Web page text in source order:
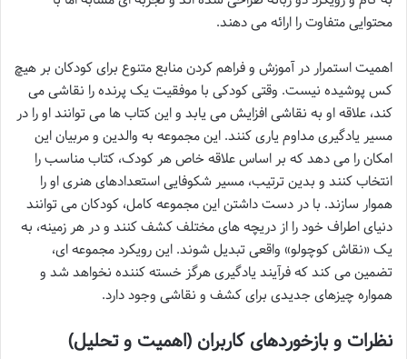
محتوایی متفاوت را ارائه می دهند.
اهمیت استمرار در آموزش و فراهم کردن منابع متنوع برای کودکان بر هیچ
کس پوشیده نیست. وقتی کودکی با موفقیت یک پرنده را نقاشی می
کند، علاقه او به نقاشی افزایش می یابد و این کتاب ها می توانند او را در
مسیر یادگیری مداوم یاری کنند. این مجموعه به والدین و مربیان این
امکان را می دهد که بر اساس علاقه خاص هر کودک، کتاب مناسب را
انتخاب کنند و بدین ترتیب، مسیر شکوفایی استعدادهای هنری او را
هموار سازند. با در دست داشتن این مجموعه کامل، کودکان می توانند
دنیای اطراف خود را از دریچه های مختلف کشف کنند و در هر زمینه، به
یک «نقاش کوچولو» واقعی تبدیل شوند. این رویکرد مجموعه ای،
تضمین می کند که فرآیند یادگیری هرگز خسته کننده نخواهد شد و
همواره چیزهای جدیدی برای کشف و نقاشی وجود دارد.
نظرات و بازخوردهای کاربران (اهمیت و تحلیل)